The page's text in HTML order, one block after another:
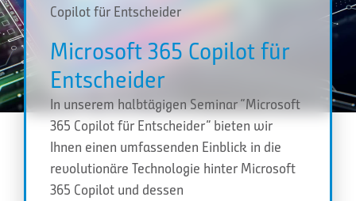
Copilot für Entscheider
Microsoft 365 Copilot für
Entscheider
In unserem halbtägigen Seminar “Microsoft
365 Copilot für Entscheider” bieten wir
Ihnen einen umfassenden Einblick in die
revolutionäre Technologie hinter Microsoft
365 Copilot und dessen